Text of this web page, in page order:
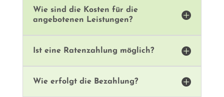
Wie sind die Kosten für die
angebotenen Leistungen?

Ist eine Ratenzahlung möglich? 
Wie erfolgt die Bezahlung? 